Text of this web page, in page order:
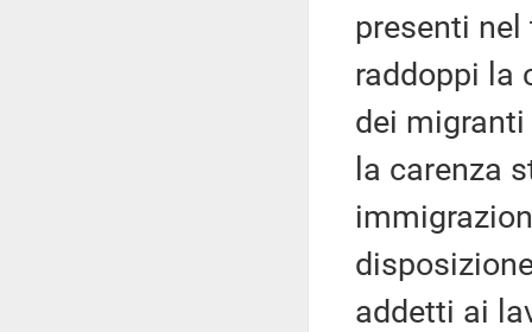
presenti
raddoppi la
dei
la carenza
addetti ai